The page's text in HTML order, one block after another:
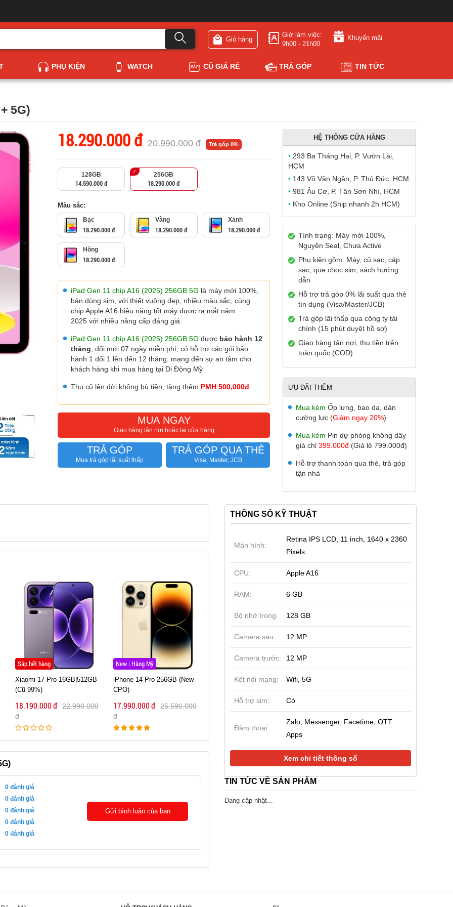
Giỏ hàng
Giờ làm việc:
9h00 - 21h00
Khuyến mãi
PHỤ KIỆN WATCH CŨ GIÁ RẺ TRẢ GÓP TIN TỨC
5G)
18.290.000 đ 20.990.000 đ Trả góp 0%
128GB
14.590.000 đ
256GB
18.290.000 đ
Màu sắc:
Bạc
18.290.000 đ
Vàng
18.290.000 đ
Xanh
18.290.000 đ
Hồng
18.290.000 đ
iPad Gen 11 chip A16 (2025) 256GB 5G là máy mới 100%,
bản dùng sim, với thiết vuông đẹp, nhiều màu sắc, cùng
chip Apple A16 hiệu năng tốt máy được ra mắt năm
2025 với nhiều nâng cấp đáng giá.
iPad Gen 11 chip A16 (2025) 256GB 5G được bảo hành 12
tháng , đổi mới 07 ngày miễn phí, có hỗ trợ các gói bảo
hành 1 đổi 1 lên đến 12 tháng, mang đến sự an tâm cho
khách hàng khi mua hàng tại Di Động Mỹ
Thu cũ lên đời không bù tiền, tặng thêm PMH 500,000đ
MUA NGAY
Giao hàng tận nơi hoặc tại cửa hàng
TRẢ GÓP
Mua trả góp lãi suất thấp
TRẢ GÓP QUA THẺ
Visa, Master, JCB
HỆ THỐNG CỬA HÀNG
• 293 Ba Tháng Hai, P. Vườn Lài,
HCM
• 143 Võ Văn Ngân, P. Thủ Đức, HCM
• 981 Âu Cơ, P. Tân Sơn Nhì, HCM
• Kho Online (Ship nhanh 2h HCM)
Tình trạng: Máy mới 100%,
Nguyên Seal, Chưa Active
Phụ kiện gồm: Máy, củ sạc, cáp
sạc, que chọc sim, sách hướng
dẫn
Hỗ trợ trả góp 0% lãi suất qua thẻ
tín dụng (Visa/Master/JCB)
Trả góp lãi thấp qua công ty tài
chính (15 phút duyệt hồ sơ)
Giao hàng tận nơi, thu tiền trên
toàn quốc (COD)
ƯU ĐÃI THÊM
Mua kèm Ốp lưng, bao da, dán
cường lực (Giảm ngay 20%)
Mua kèm Pin dự phòng không dây
giá chỉ 399.000đ (Giá lẻ 799.000đ)
Hỗ trợ thanh toán qua thẻ, trả góp
tận nhà
Sắp hết hàng
Xiaomi 17 Pro 16GB|512GB
(Cũ 99%)
18.190.000 đ
22.990.000
đ
New | Hàng Mỹ
iPhone 14 Pro 256GB (New
CPO)
17.990.000 đ
25.590.000
đ
OnePlus 16 12GB|256GB (Tin
đồn - Sắp ra mắt)
17.990.000 đ
vivo iQOO 16 12GB|256GB
(Tin đồn - Sắp ra mắt)
12GB|256GB
0đánh giá
0đánh giá
0đánh giá
0đánh giá
0đánh giá
Gửi bình luận của bạn
THÔNG SỐ KỸ THUẬT
Màn hình:
Retina IPS LCD, 11 inch, 1640 x 2360
Pixels
CPU: Apple A16
RAM: 6 GB
Bộ nhớ trong: 128 GB
Camera sau: 12 MP
Camera trước: 12 MP
Kết nối mạng: Wifi, 5G
Hỗ trợ sim: Có
Đàm thoại:
Zalo, Messenger, Facetime, OTT
Apps
Xem chi tiết thông số
TIN TỨC VỀ SẢN PHẨM
Đang cập nhật...